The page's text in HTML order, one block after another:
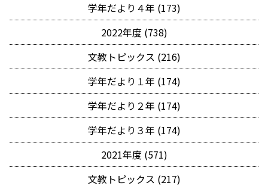
学年だより４年 (173)
2022年度 (738)
文教トピックス (216)
学年だより１年 (174)
学年だより２年 (174)
学年だより３年 (174)
2021年度 (571)
文教トピックス (217)